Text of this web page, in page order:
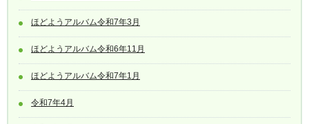
ほどようアルバム令和7年3月
ほどようアルバム令和6年11月
ほどようアルバム令和7年1月
令和7年4月